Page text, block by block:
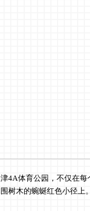
4A体育公园，不仅在每
树木的蜿蜒红色小径上。